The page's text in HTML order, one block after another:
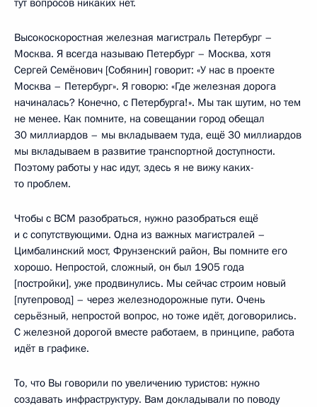
Высокоскоростная железная магистраль Петербург –
Москва. Я всегда называю Петербург – Москва, хотя
Сергей Семёнович [Собянин] говорит: «У нас в проекте
Москва – Петербург». Я говорю: «Где железная дорога
начиналась? Конечно, с Петербурга!». Мы так шутим, но тем
не менее. Как помните, на совещании город обещал
30 миллиардов – мы вкладываем туда, ещё 30 миллиардов
мы вкладываем в развитие транспортной доступности.
Поэтому работы у нас идут, здесь я не вижу каких-
то проблем.
Чтобы с ВСМ разобраться, нужно разобраться ещё
и с сопутствующими. Одна из важных магистралей –
Цимбалинский мост, Фрунзенский район, Вы помните его
хорошо. Непростой, сложный, он был 1905 года
[постройки], уже продвинулись. Мы сейчас строим новый
[путепровод] – через железнодорожные пути. Очень
серьёзный, непростой вопрос, но тоже идёт, договорились.
С железной дорогой вместе работаем, в принципе, работа
идёт в графике.
То, что Вы говорили по увеличению туристов: нужно
создавать инфраструктуру. Вам докладывали по поводу